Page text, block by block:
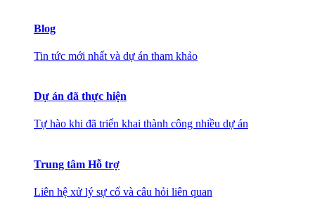
Blog
Tin tức mới nhất và dự án tham khảo
Dự án đã thực hiện
Tự hào khi đã triển khai thành công nhiều dự án
Trung tâm Hỗ trợ
Liên hệ xử lý sự cố và câu hỏi liên quan